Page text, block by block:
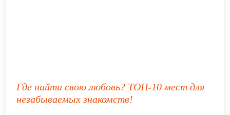
Где найти свою любовь? ТОП-10 мест для
незабываемых знакомств!